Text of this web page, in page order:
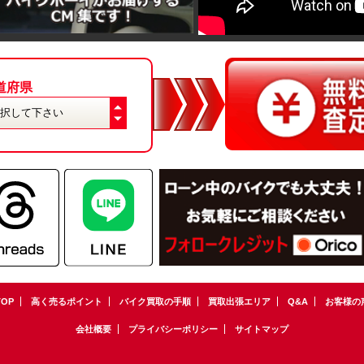
府県
高く売るポイント バイク買取の手順 買取出張エリア Q&A お客様の
会社概要 プライバシーポリシー サイトマップ